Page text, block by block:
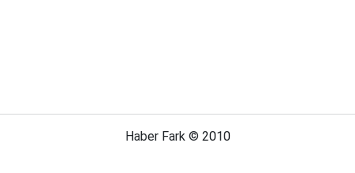
Haber Fark © 2010